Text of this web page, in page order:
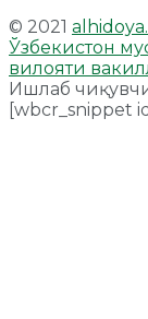
© 2021
Ўзбекистон
вилояти
Ишлаб
[wbcr_snippet